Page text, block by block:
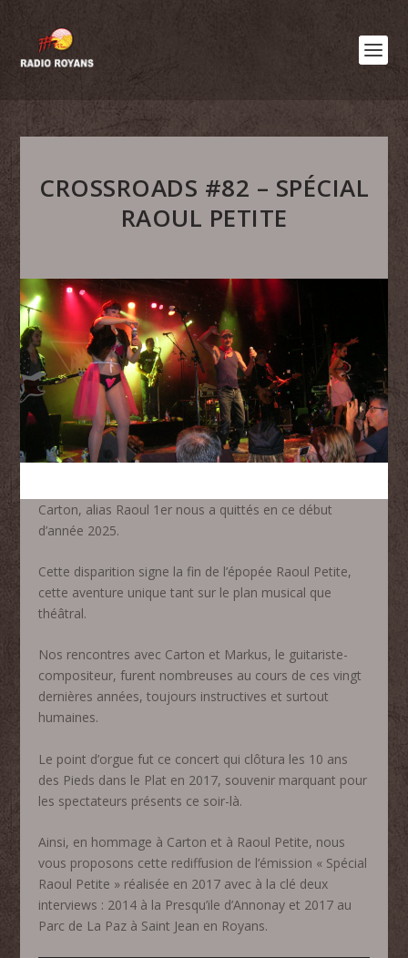
CROSSROADS #82 – SPÉCIAL
RAOUL PETITE
Carton, alias Raoul 1er nous a quittés en ce début
d’année 2025.
Cette disparition signe la fin de l’épopée Raoul Petite,
cette aventure unique tant sur le plan musical que
théâtral.
Nos rencontres avec Carton et Markus, le guitariste-
compositeur, furent nombreuses au cours de ces vingt
dernières années, toujours instructives et surtout
humaines.
Le point d’orgue fut ce concert qui clôtura les 10 ans
des Pieds dans le Plat en 2017, souvenir marquant pour
les spectateurs présents ce soir-là.
Ainsi, en hommage à Carton et à Raoul Petite, nous
vous proposons cette rediffusion de l’émission « Spécial
Raoul Petite » réalisée en 2017 avec à la clé deux
interviews : 2014 à la Presqu’ile d’Annonay et 2017 au
Parc de La Paz à Saint Jean en Royans.